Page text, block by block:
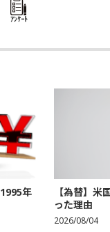
ｱﾝｹｰﾄ
年
【為替】米
った理由
2026/08/04